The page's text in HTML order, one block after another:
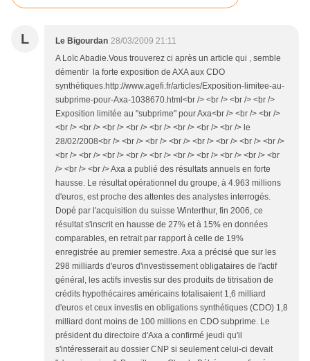
L Le Bigourdan 28/03/2009 21:11
A Loïc Abadie.Vous trouverez ci après un article qui , semble
démentir la forte exposition de AXA aux CDO
synthétiques.http://www.agefi.fr/articles/Exposition-limitee-au-
subprime-pour-Axa-1038670.html<br /> <br /> <br /> <br />
Exposition limitée au "subprime" pour Axa<br /> <br /> <br />
<br /> <br /> <br /> <br /> <br /> <br /> <br /> <br /> le
28/02/2008<br /> <br /> <br /> <br /> <br /> <br /> <br /> <br />
<br /> <br /> <br /> <br /> <br /> <br /> <br /> <br /> <br /> <br
/> <br /> <br /> Axa a publié des résultats annuels en forte
hausse. Le résultat opérationnel du groupe, à 4.963 millions
d'euros, est proche des attentes des analystes interrogés.
Dopé par l'acquisition du suisse Winterthur, fin 2006, ce
résultat s'inscrit en hausse de 27% et à 15% en données
comparables, en retrait par rapport à celle de 19%
enregistrée au premier semestre. Axa a précisé que sur les
298 milliards d'euros d'investissement obligataires de l'actif
général, les actifs investis sur des produits de titrisation de
crédits hypothécaires américains totalisaient 1,6 milliard
d'euros et ceux investis en obligations synthétiques (CDO) 1,8
milliard dont moins de 100 millions en CDO subprime. Le
président du directoire d'Axa a confirmé jeudi qu'il
s'intéresserait au dossier CNP si seulement celui-ci devait